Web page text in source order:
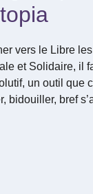
vers le Libre
et Solidaire, il
un outil que
bidouiller, bref